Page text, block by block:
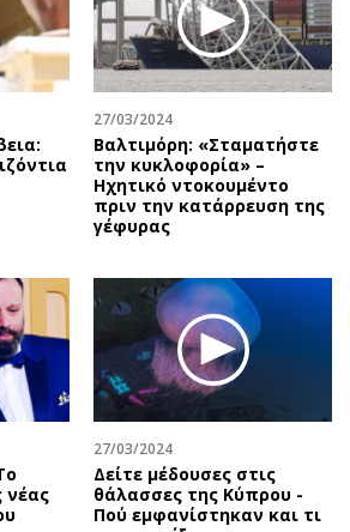
27/03/2024
Βαλτιμόρη: «Σταματήστε
την κυκλοφορία» –
Ηχητικό ντοκουμέντο
πριν την κατάρρευση της
γέφυρας
νέας
27/03/2024
Δείτε μέδουσες στις
θάλασσες της Κύπρου -
Πού εμφανίστηκαν και τι